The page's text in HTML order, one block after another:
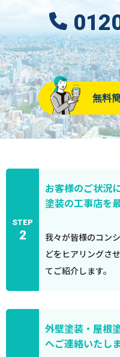
無料
STEP
2
お客様のご状況
塗装の工事店を
我々が皆様のコン
どをヒアリングさ
てご紹介します。
外壁塗装・屋根
へご連絡いたし